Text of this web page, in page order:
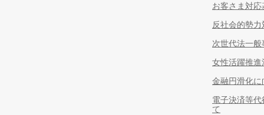
お客さま対応
反社会的勢
次世代法一
女性活躍推
金融円滑化
電子決済等
て